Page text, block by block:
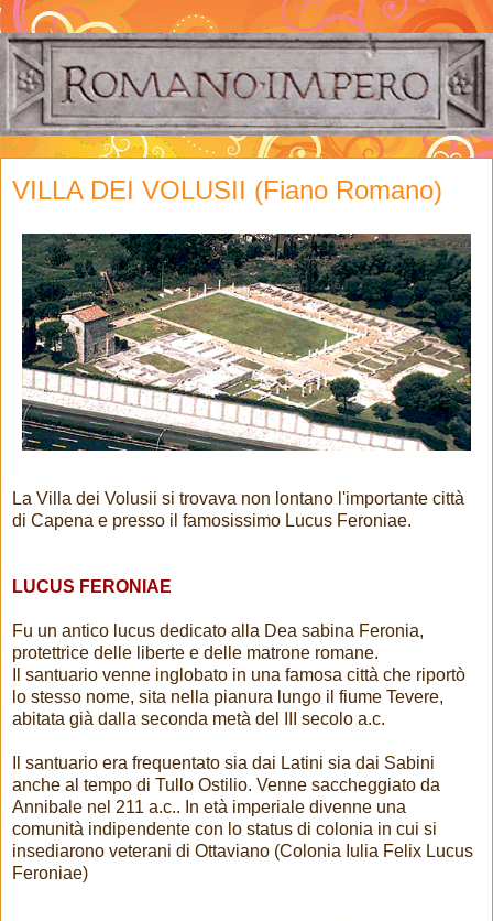
VILLA DEI VOLUSII (Fiano Romano)
La Villa dei Volusii si trovava non lontano l'importante città
di Capena e presso il famosissimo Lucus Feroniae.
LUCUS FERONIAE
Fu un antico lucus dedicato alla Dea sabina Feronia,
protettrice delle liberte e delle matrone romane.
Il santuario venne inglobato in una famosa città che riportò
lo stesso nome, sita nella pianura lungo il fiume Tevere,
abitata già dalla seconda metà del III secolo a.c.
Il santuario era frequentato sia dai Latini sia dai Sabini
anche al tempo di Tullo Ostilio. Venne saccheggiato da
Annibale nel 211 a.c.. In età imperiale divenne una
comunità indipendente con lo status di colonia in cui si
insediarono veterani di Ottaviano (Colonia Iulia Felix Lucus
Feroniae)